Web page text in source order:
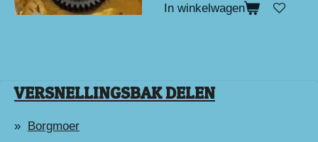
In winkelwagen
VERSNELLINGSBAK DELEN
Borgmoer